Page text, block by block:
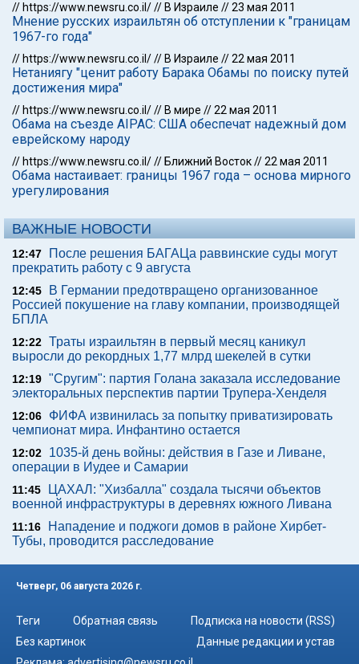
// https://www.newsru.co.il/// В Израиле //23 мая 2011
Мнение русских израильтян об отступлении к "границам
1967-го года"
// https://www.newsru.co.il/// В Израиле //22 мая 2011
Нетаниягу "ценит работу Барака Обамы по поиску путей
достижения мира"
// https://www.newsru.co.il/// В мире //22 мая 2011
Обама на съезде AIPAC: США обеспечат надежный дом
еврейскому народу
// https://www.newsru.co.il/// Ближний Восток//22 мая 2011
Обама настаивает: границы 1967 года – основа мирного
урегулирования
ВАЖНЫЕ НОВОСТИ
12:47
После решения БАГАЦа раввинские суды могут
прекратить работу с 9 августа
12:45
В Германии предотвращено организованное
Россией покушение на главу компании, производящей
БПЛА
12:22 Траты израильтян в первый месяц каникул
выросли до рекордных 1,77 млрд шекелей в сутки
12:19 "Сругим": партия Голана заказала исследование
электоральных перспектив партии Трупера-Хенделя
12:06
ФИФА извинилась за попытку приватизировать
чемпионат мира. Инфантино остается
12:02
1035-й день войны: действия в Газе и Ливане,
операции в Иудее и Самарии
11:45
ЦАХАЛ: "Хизбалла" создала тысячи объектов
военной инфраструктуры в деревнях южного Ливана
11:16
Нападение и поджоги домов в районе Хирбет-
Тубы, проводится расследование
Четверг, 06 августа 2026 г.
Теги Обратная связь
Подписка на новости (RSS)
Без картинок
Данные редакции и устав